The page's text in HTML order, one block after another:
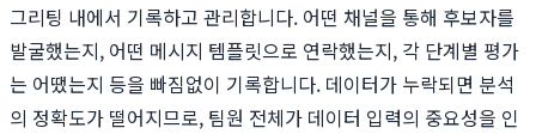
그리팅 내에서 기록하고 관리합니다. 어떤 채널을 통해 후보자를
발굴했는지, 어떤 메시지 템플릿으로 연락했는지, 각 단계별 평가
는 어땠는지 등을 빠짐없이 기록합니다. 데이터가 누락되면 분석
의 정확도가 떨어지므로, 팀원 전체가 데이터 입력의 중요성을 인